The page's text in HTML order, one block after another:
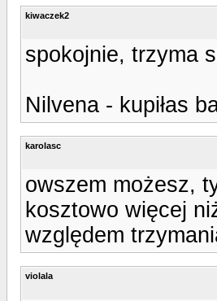
kiwaczek2
spokojnie, trzyma
Nilvena - kupiłas
karolasc
owszem możesz,
kosztowo więcej
względem
violala